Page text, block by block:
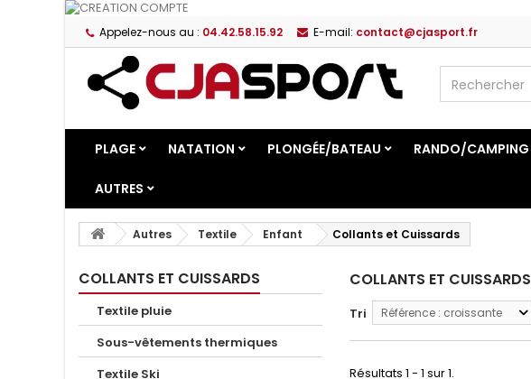
Appelez-nous au : 04.42.58.15.92 E-mail: contact@cjasport.fr
PLAGE NATATION PLONGÉE/BATEAU RANDO/CAMPING
AUTRES
Autres Textile Enfant Collants et Cuissards
COLLANTS ET CUISSARDS
Textile pluie
Sous-vêtements thermiques
Textile Ski
COLLANTS ET CUISSARDS
Tri Référence : croissante
Résultats 1 - 1 sur 1.